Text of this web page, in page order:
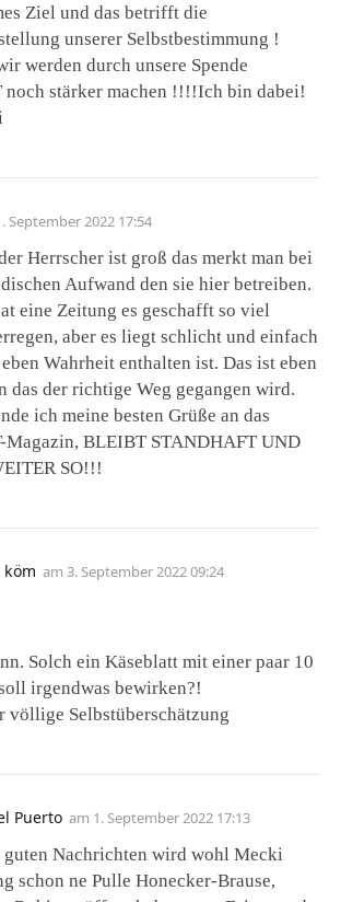
Ziel und das betrifft die
unserer Selbstbestimmung !
werden durch unsere Spende
noch stärker machen !!!!Ich bin dabei!
September 2022 17:54
Herrscher ist groß das merkt man bei
Aufwand den sie hier betreiben.
eine Zeitung es geschafft so viel
aber es liegt schlicht und einfach
Wahrheit enthalten ist. Das ist eben
das der richtige Weg gegangen wird.
ich meine besten Grüße an das
Magazin, BLEIBT STANDHAFT UND
SO!!!
köm am 3. September 2022 09:24
Solch ein Käseblatt mit einer paar 10
irgendwas bewirken?!
völlige Selbstüberschätzung
Puerto am 1. September 2022 17:13
guten Nachrichten wird wohl Mecki
schon ne Pulle Honecker-Brause,